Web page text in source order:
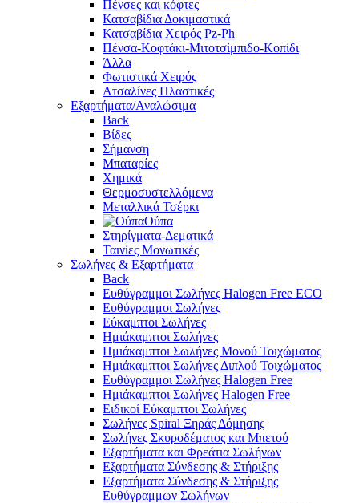
Πένσες και κόφτες
Κατσαβίδια Δοκιμαστικά
Κατσαβίδια Χειρός Pz-Ph
Πένσα-Κοφτάκι-Μιτοτσίμπιδο-Κοπίδι
Άλλα
Φωτιστικά Χειρός
Ατσαλίνες Πλαστικές
Εξαρτήματα/Αναλώσιμα
Back
Βίδες
Σήμανση
Μπαταρίες
Χημικά
Θερμοσυστελλόμενα
Μεταλλικά Τσέρκι
Ούπα
Στηρίγματα-Δεματικά
Ταινίες Μονωτικές
Σωλήνες & Εξαρτήματα
Back
Ευθύγραμμοι Σωλήνες Halogen Free ECO
Ευθύγραμμοι Σωλήνες
Εύκαμπτοι Σωλήνες
Ημιάκαμπτοι Σωλήνες
Ημιάκαμπτοι Σωλήνες Μονού Τοιχώματος
Ημιάκαμπτοι Σωλήνες Διπλού Τοιχώματος
Ευθύγραμμοι Σωλήνες Halogen Free
Ημιάκαμπτοι Σωλήνες Halogen Free
Ειδικοί Εύκαμπτοι Σωλήνες
Σωλήνες Spiral Ξηράς Δόμησης
Σωλήνες Σκυροδέματος και Μπετού
Εξαρτήματα και Φρεάτια Σωλήνων
Εξαρτήματα Σύνδεσης & Στήριξης
Εξαρτήματα Σύνδεσης & Στήριξης
Ευθύγραμμων Σωλήνων